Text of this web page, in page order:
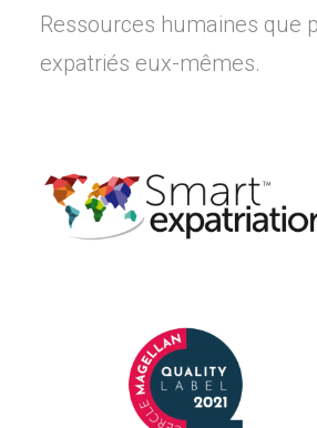
Ressources humaines que
expatriés eux-mêmes.